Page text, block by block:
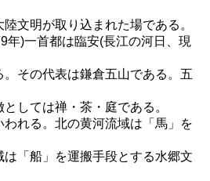
文明が取り込まれた場である。
年)一首都は臨安(長江の河日、現
その代表は鎌倉五山である。五
しては禅・茶・庭である。
れる。北の黄河流域は「馬」を
「船」を運搬手段とする水郷文